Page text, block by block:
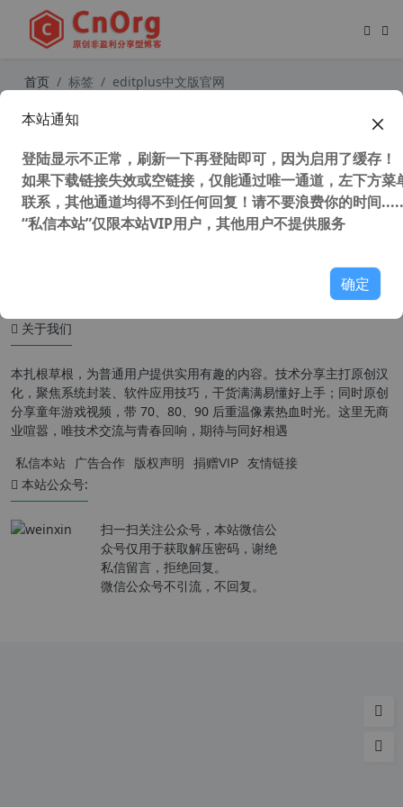
首页 标签 editplus中文版官网
关于我们
本扎根草根，为普通用户提供实用有趣的内容。技术分享主打原创汉
化，聚焦系统封装、软件应用技巧，干货满满易懂好上手；同时原创
分享童年游戏视频，带 70、80、90 后重温像素热血时光。这里无商
业喧嚣，唯技术交流与青春回响，期待与同好相遇
私信本站 广告合作 版权声明 捐赠VIP 友情链接
本站公众号:
扫一扫关注公众号，本站微信公
众号仅用于获取解压密码，谢绝
私信留言，拒绝回复。
微信公众号不引流，不回复。
本站通知
登陆显示不正常，刷新一下再登陆即可，因为启用了缓存！
如果下载链接失效或空链接，仅能通过唯一通道，左下方菜
联系，其他通道均得不到任何回复！请不要浪费你的时间
“私信本站”仅限本站VIP用户，其他用户不提供服务
确定